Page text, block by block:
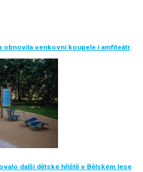
obnovila venkovní koupele i amfiteátr
další dětské hřiště v Bělském lese